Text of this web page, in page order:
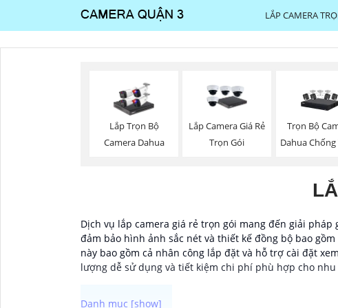
LẮP CAMERA
Lắp Trọn Bộ
Camera Dahua
Lắp Camera Giá Rẻ
Trọn Gói
Trọn Bộ
Dahua
Dịch vụ lắp camera giá rẻ trọn gói mang đến giải
đảm bảo hình ảnh sắc nét và thiết kế đồng bộ bao
này bao gồm cả nhân công lắp đặt và hỗ trợ cài đặt
lượng dễ sử dụng và tiết kiệm chi phí phù hợp cho